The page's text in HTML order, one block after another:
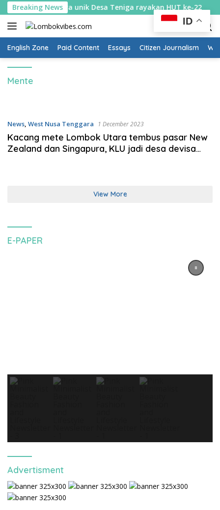
Skip
to
content
Breaking News
diburu: Cara unik Desa Teniga rayakan HUT ke-22
English Zone Paid Content Essays Citizen Journalism
Mente
News, West Nusa Tenggara 1 December 2023
Kacang mete Lombok Utara tembus pasar New
Zealand dan Singapura, KLU jadi desa devisa
View More
E-PAPER
Advertisment
ID